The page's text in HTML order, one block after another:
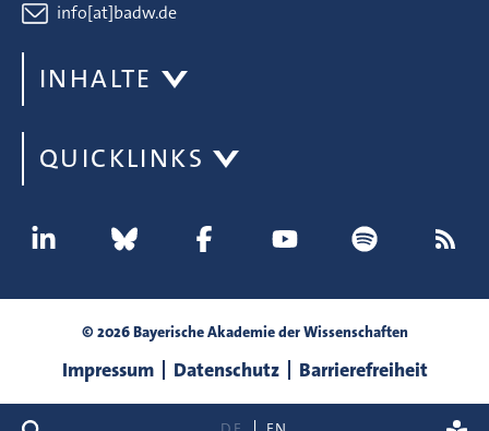
Suche
info[at]badw.de
INHALTE
QUICKLINKS
© 2026 Bayerische Akademie der Wissenschaften
Impressum Datenschutz Barrierefreiheit